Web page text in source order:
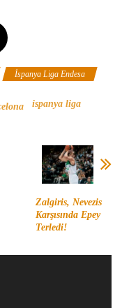
İspanya Liga Endesa
ispanya liga
Zalgiris, Nevezis
Karşısında Epey
Terledi!